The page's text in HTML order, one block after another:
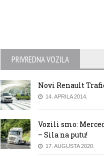
PRIVREDNA VOZILA
Novi Renault
14. APRILA 2014.
Vozili smo:
– Sila na putu!
17. AUGUSTA 2020.